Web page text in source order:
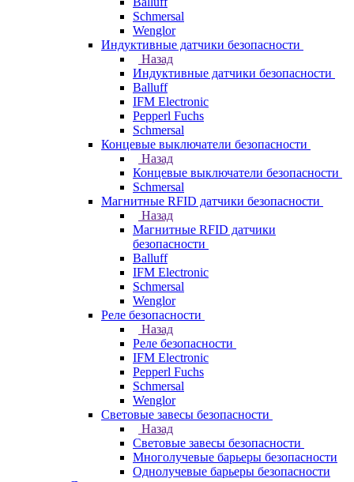
Schmersal
Wenglor
Индуктивные датчики безопасности
Назад
Индуктивные датчики безопасности
Balluff
IFM Electronic
Pepperl Fuchs
Schmersal
Концевые выключатели безопасности
Назад
Концевые выключатели безопасности
Schmersal
Магнитные RFID датчики безопасности
Назад
Магнитные RFID датчики
безопасности
Balluff
IFM Electronic
Schmersal
Wenglor
Реле безопасности
Назад
Реле безопасности
IFM Electronic
Pepperl Fuchs
Schmersal
Wenglor
Световые завесы безопасности
Назад
Световые завесы безопасности
Многолучевые барьеры безопасности
Однолучевые барьеры безопасности